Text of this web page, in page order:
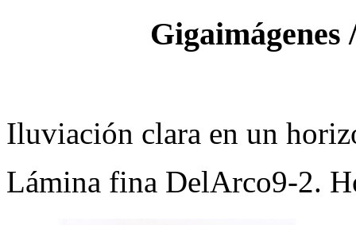
Iluviación clara en un
Lámina fina DelArco9-2.